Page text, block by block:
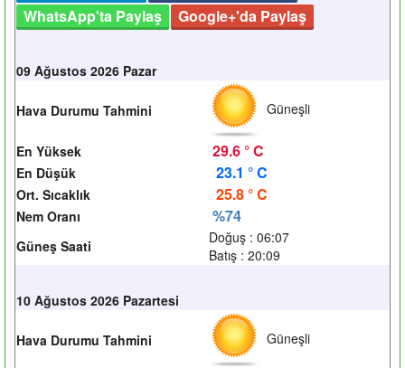
WhatsApp'ta Paylaş
Google+'da Paylaş
09 Ağustos 2026 Pazar
Hava Durumu Tahmini Güneşli
En Yüksek 29.6 ° C
En Düşük 23.1 ° C
Ort. Sıcaklık 25.8 ° C
Nem Oranı %74
Güneş Saati
Doğuş : 06:07
Batış : 20:09
10 Ağustos 2026 Pazartesi
Hava Durumu Tahmini Güneşli